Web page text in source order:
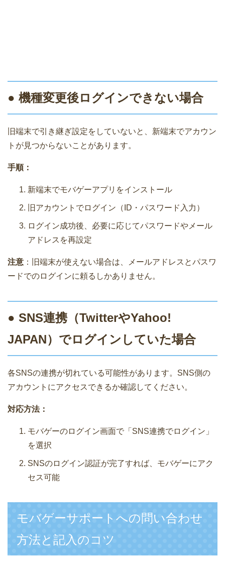
● 機種変更後ログインできない場合
旧端末で引き継ぎ設定をしていないと、新端末でアカウン
トが見つからないことがあります。
手順：
新端末でモバゲーアプリをインストール
旧アカウントでログイン（ID・パスワード入力）
ログイン成功後、必要に応じてパスワードやメール
アドレスを再設定
注意 ：旧端末が使えない場合は、メールアドレスとパスワ
ードでのログインに頼るしかありません。
● SNS連携（TwitterやYahoo!
JAPAN）でログインしていた場合
各SNSの連携が切れている可能性があります。SNS側の
アカウントにアクセスできるか確認してください。
対応方法：
モバゲーのログイン画面で「SNS連携でログイン」
を選択
SNSのログイン認証が完了すれば、モバゲーにアク
セス可能
モバゲーサポートへの問い合わせ
方法と記入のコツ